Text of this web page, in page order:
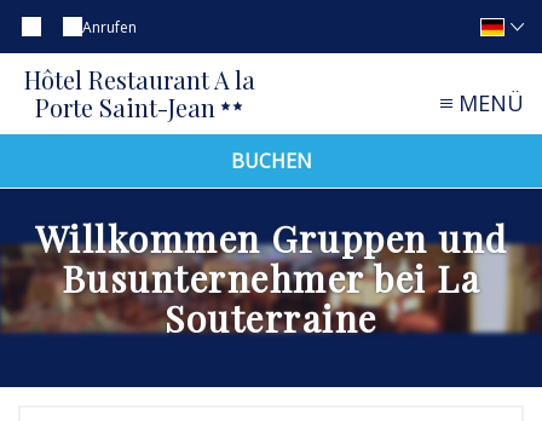
Anrufen
Hôtel Restaurant A la
Porte Saint-Jean
MENÜ
BUCHEN
Willkommen Gruppen und
Busunternehmer bei La
Souterraine